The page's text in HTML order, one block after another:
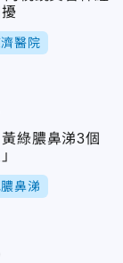
醫院
綠膿鼻涕3個
鼻涕